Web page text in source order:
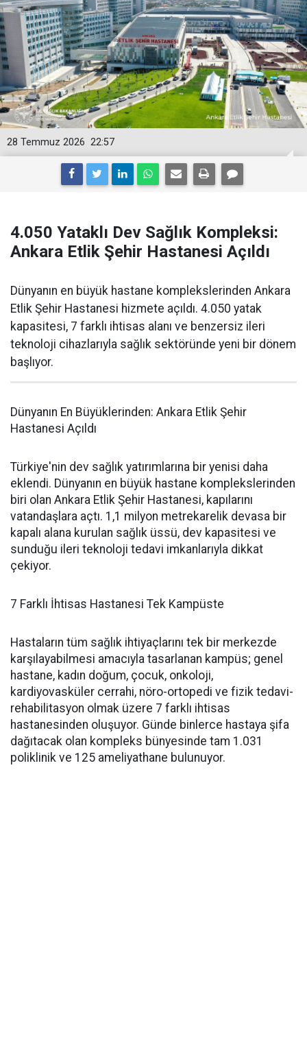
22:57
28 Temmuz 2026
4.050 Yataklı Dev Sağlık Kompleksi:
Ankara Etlik Şehir Hastanesi Açıldı
Dünyanın en büyük hastane komplekslerinden Ankara
Etlik Şehir Hastanesi hizmete açıldı. 4.050 yatak
kapasitesi, 7 farklı ihtisas alanı ve benzersiz ileri
teknoloji cihazlarıyla sağlık sektöründe yeni bir dönem
başlıyor.
Dünyanın En Büyüklerinden: Ankara Etlik Şehir
Hastanesi Açıldı
Türkiye'nin dev sağlık yatırımlarına bir yenisi daha
eklendi. Dünyanın en büyük hastane komplekslerinden
biri olan Ankara Etlik Şehir Hastanesi, kapılarını
vatandaşlara açtı. 1,1 milyon metrekarelik devasa bir
kapalı alana kurulan sağlık üssü, dev kapasitesi ve
sunduğu ileri teknoloji tedavi imkanlarıyla dikkat
çekiyor.
7 Farklı İhtisas Hastanesi Tek Kampüste
Hastaların tüm sağlık ihtiyaçlarını tek bir merkezde
karşılayabilmesi amacıyla tasarlanan kampüs; genel
hastane, kadın doğum, çocuk, onkoloji,
kardiyovasküler cerrahi, nöro-ortopedi ve fizik tedavi-
rehabilitasyon olmak üzere 7 farklı ihtisas
hastanesinden oluşuyor. Günde binlerce hastaya şifa
dağıtacak olan kompleks bünyesinde tam 1.031
poliklinik ve 125 ameliyathane bulunuyor.